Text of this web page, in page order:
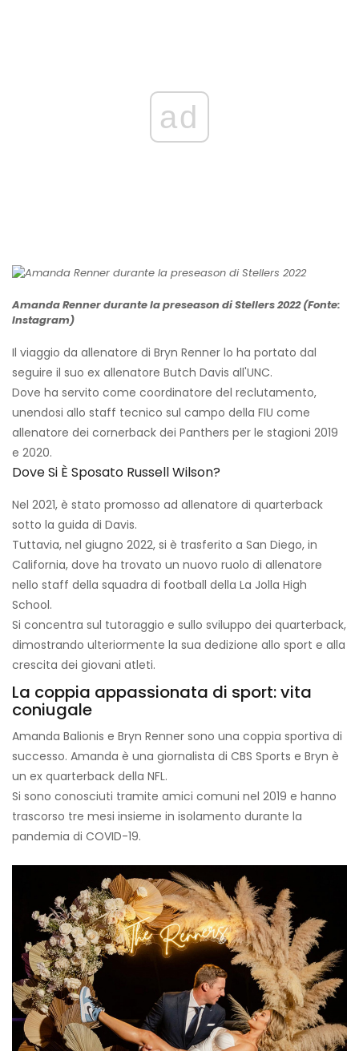
ad
Amanda Renner durante la preseason di Stellers 2022 (Fonte:
Instagram)
Il viaggio da allenatore di Bryn Renner lo ha portato dal
seguire il suo ex allenatore Butch Davis all'UNC.
Dove ha servito come coordinatore del reclutamento,
unendosi allo staff tecnico sul campo della FIU come
allenatore dei cornerback dei Panthers per le stagioni 2019
e 2020.
Dove Si È Sposato Russell Wilson?
Nel 2021, è stato promosso ad allenatore di quarterback
sotto la guida di Davis.
Tuttavia, nel giugno 2022, si è trasferito a San Diego, in
California, dove ha trovato un nuovo ruolo di allenatore
nello staff della squadra di football della La Jolla High
School.
Si concentra sul tutoraggio e sullo sviluppo dei quarterback,
dimostrando ulteriormente la sua dedizione allo sport e alla
crescita dei giovani atleti.
La coppia appassionata di sport: vita
coniugale
Amanda Balionis e Bryn Renner sono una coppia sportiva di
successo. Amanda è una giornalista di CBS Sports e Bryn è
un ex quarterback della NFL.
Si sono conosciuti tramite amici comuni nel 2019 e hanno
trascorso tre mesi insieme in isolamento durante la
pandemia di COVID-19.